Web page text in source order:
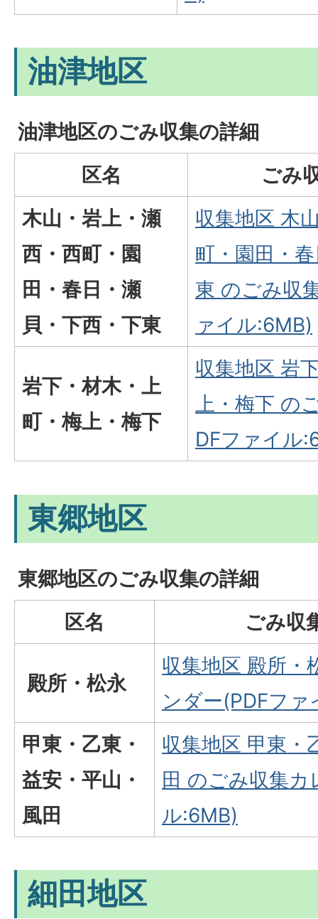
油津地区
油津地区のごみ収集の詳細
区名
ごみ
木山・岩上・瀬
西・西町・園
田・春日・瀬
貝・下西・下東
収集地区 木
町・園田・
東 のごみ収
ァイル:6MB)
岩下・材木・上
町・梅上・梅下
収集地区 岩
上・梅下 の
DFファイル
東郷地区
東郷地区のごみ収集の詳細
区名
ごみ収
殿所・松永
収集地区 殿所・
ンダー(PDFフ
甲東・乙東・
益安・平山・
風田
収集地区 甲東・
田 のごみ収集カ
ル:6MB)
細田地区